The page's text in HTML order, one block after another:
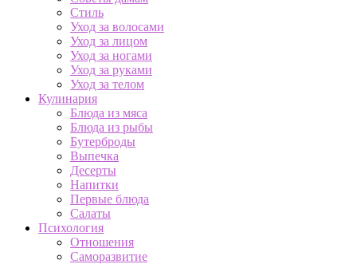
Стиль
Уход за волосами
Уход за лицом
Уход за ногами
Уход за руками
Уход за телом
Кулинария
Блюда из мяса
Блюда из рыбы
Бутерброды
Выпечка
Десерты
Напитки
Первые блюда
Салаты
Психология
Отношения
Саморазвитие